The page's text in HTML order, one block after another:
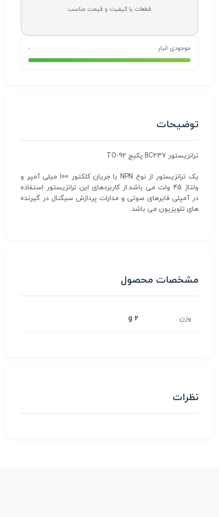
قطعات با کیفیت و قیمت مناسب
موجودی انبار -
توضیحات
ترانزیستور BC237 پکیج TO-92
یک ترانزیستور از نوع NPN با جریان کلکتور 100 میلی آمپر و
ولتاژ 45 ولت می باشد.از کاربردهای این ترانزیستور استفاده
در آمپلی فایرهای صوتی و مدارات پردازش سیگنال در گیرنده
های تلویزیون می باشد.
مشخصات محصول
وزن 2 g
نظرات